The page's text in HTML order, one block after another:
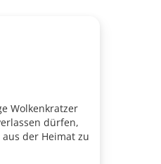
Wolkenkratzer
dürfen,
der Heimat zu